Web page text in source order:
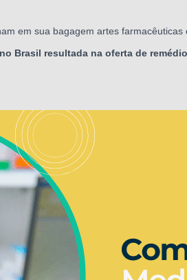
em sua bagagem artes
Brasil resultada na oferta de